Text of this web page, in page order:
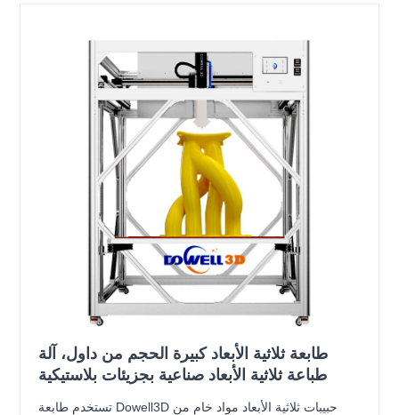
طابعة ثلاثية الأبعاد كبيرة الحجم من داول، آلة
طباعة ثلاثية الأبعاد صناعية بجزيئات بلاستيكية
تستخدم طابعة Dowell3D حبيبات ثلاثية الأبعاد مواد خام من